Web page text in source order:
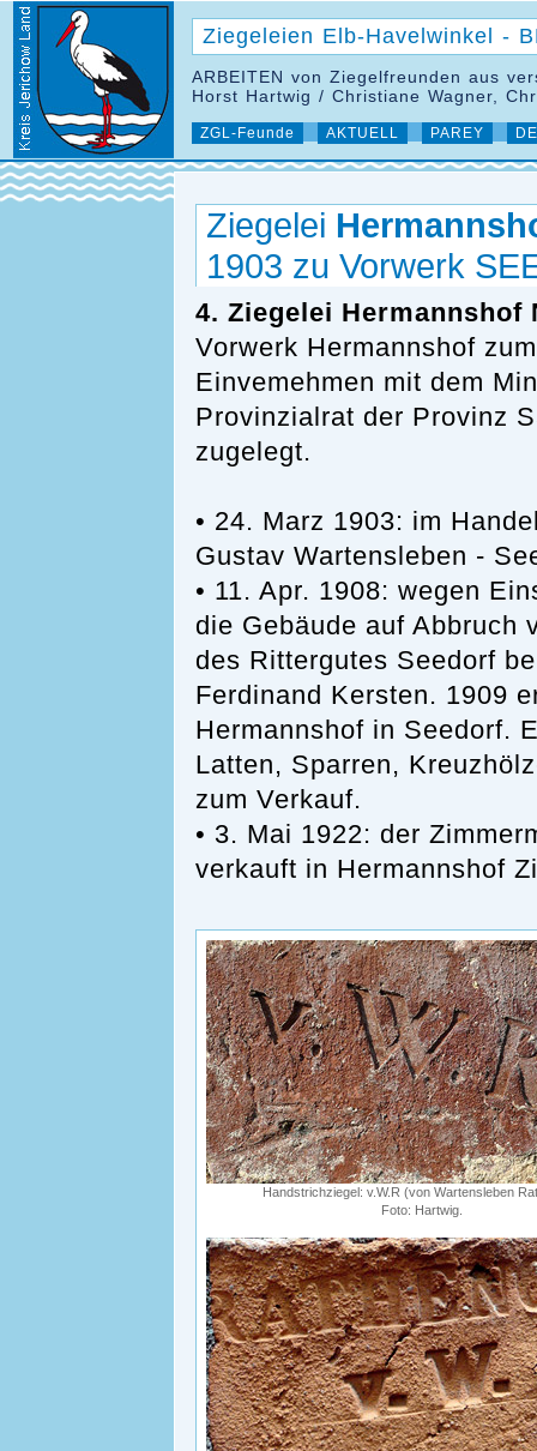
Ziegeleien Elb-Havelwinkel -
ARBEITEN von Ziegelfreunden aus
Horst Hartwig / Christiane Wagner,
ZGL-Feunde AKTUELL PAREY
Ziegelei
1903 zu Vorwerk
4. Ziegelei Hermannshof
Vorwerk Hermannshof
Einvemehmen mit dem
Provinzialrat der Provinz
zugelegt.
• 24. Marz 1903: im
Gustav Wartensleben -
• 11. Apr. 1908: wegen
die Gebäude auf Abbruch
des Rittergutes Seedorf
Ferdinand Kersten. 1909
Hermannshof in Seedorf.
Latten, Sparren,
zum Verkauf.
• 3. Mai 1922: der
verkauft in Hermannshof
Handstrichziegel: v.W.R (von Wartensleben
Foto: Hartwig.